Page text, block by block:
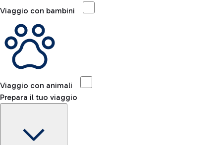
Viaggio con bambini
Viaggio con animali
Prepara il tuo viaggio